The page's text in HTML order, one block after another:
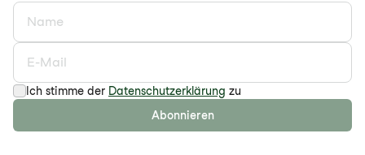
Ich stimme der Datenschutzerklärung zu
Abonnieren